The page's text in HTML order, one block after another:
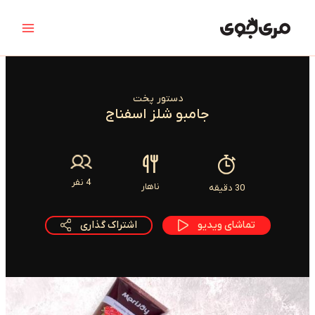
Menu
دستور پخت
جامبو شلز اسفناج
30 دقیقه ناهار 4 نفر
تماشای ویدیو اشتراک گذاری